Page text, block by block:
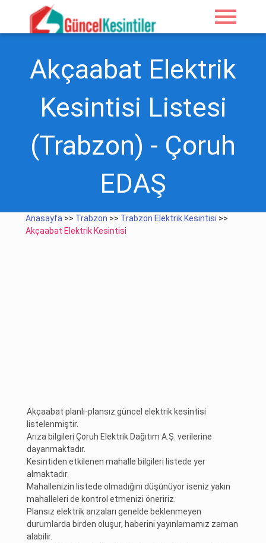
menu
Akçaabat Elektrik
Kesintisi Listesi
(Trabzon) - Çoruh
EDAŞ
Anasayfa >> Trabzon >> Trabzon Elektrik Kesintisi >>
Akçaabat Elektrik Kesintisi
Akçaabat planlı-plansız güncel elektrik kesintisi
listelenmiştir.
Arıza bilgileri Çoruh Elektrik Dağıtım A.Ş. verilerine
dayanmaktadır.
Kesintiden etkilenen mahalle bilgileri listede yer
almaktadır.
Mahallenizin listede olmadığını düşünüyor iseniz yakın
mahalleleri de kontrol etmenizi öneririz.
Plansız elektrik arızaları genelde beklenmeyen
durumlarda birden oluşur, haberini yayınlamamız zaman
alabilir.